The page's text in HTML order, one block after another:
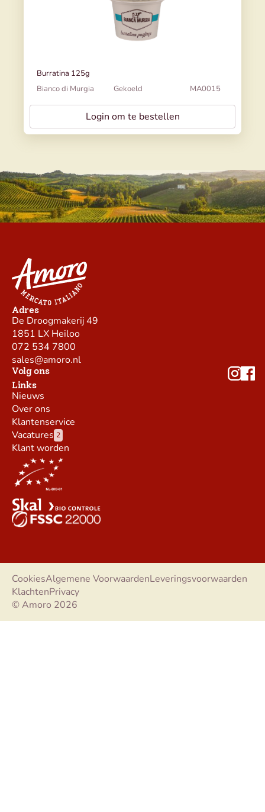
Burratina 125g
Bianco di Murgia
Gekoeld MA0015
Login om te bestellen
Adres
De Droogmakerij 49
1851 LX Heiloo
072 534 7800
sales@amoro.nl
Volg ons
Links
Nieuws
Over ons
Klantenservice
Vacatures 2
Klant worden
© Amoro 2026
CookiesAlgemene VoorwaardenLeveringsvoorwaarden
KlachtenPrivacy